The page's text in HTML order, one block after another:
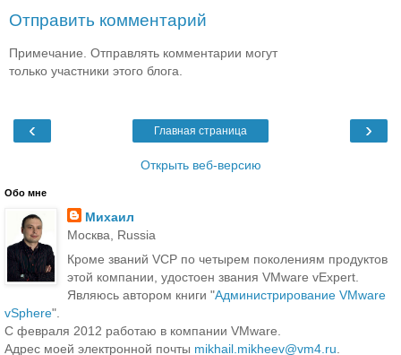
Отправить комментарий
Примечание. Отправлять комментарии могут
только участники этого блога.
‹ ›
Главная страница
Открыть веб-версию
Обо мне
Михаил
Москва, Russia
Кроме званий VCP по четырем поколениям продуктов
этой компании, удостоен звания VMware vExpert.
Являюсь автором книги "Администрирование VMware
vSphere".
С февраля 2012 работаю в компании VMware.
Адрес моей электронной почты mikhail.mikheev@vm4.ru.